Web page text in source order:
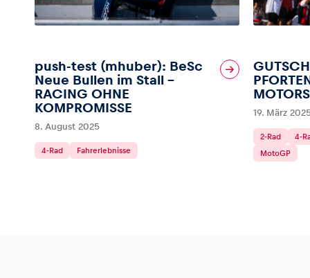
push-test (mhuber): BeSc
Neue Bullen im Stall –
RACING OHNE
KOMPROMISSE
8. August 2025
4-Rad Fahrerlebnisse
19. März
2-Rad 4-
MotoGP